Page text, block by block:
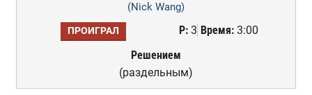
(Nick Wang)
ПРОИГРАЛ Р:3 Время:3:00
Решением
(раздельным)